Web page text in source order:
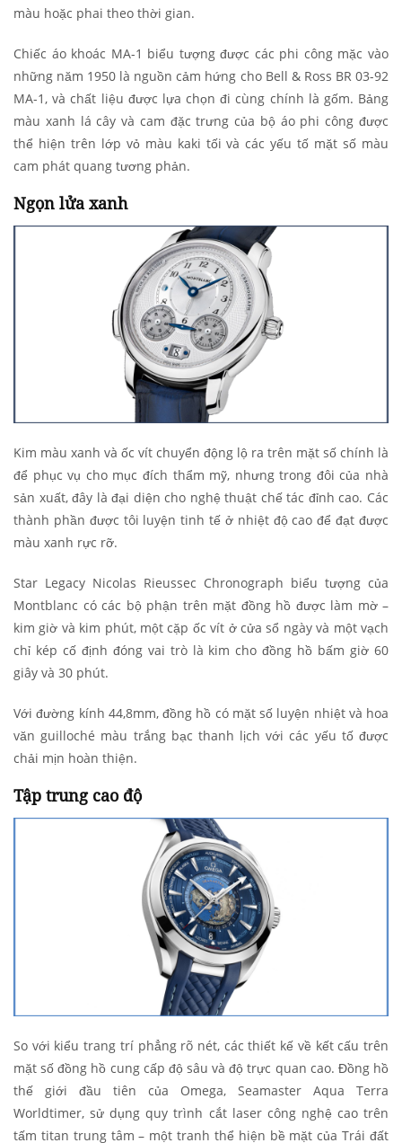
màu hoặc phai theo thời gian.
Chiếc áo khoác MA-1 biểu tượng được các phi công mặc vào
những năm 1950 là nguồn cảm hứng cho Bell & Ross BR 03-92
MA-1, và chất liệu được lựa chọn đi cùng chính là gốm. Bảng
màu xanh lá cây và cam đặc trưng của bộ áo phi công được
thể hiện trên lớp vỏ màu kaki tối và các yếu tố mặt số màu
cam phát quang tương phản.
Ngọn lửa xanh
Kim màu xanh và ốc vít chuyển động lộ ra trên mặt số chính là
để phục vụ cho mục đích thẩm mỹ, nhưng trong đôi của nhà
sản xuất, đây là đại diện cho nghệ thuật chế tác đỉnh cao. Các
thành phần được tôi luyện tinh tế ở nhiệt độ cao để đạt được
màu xanh rực rỡ.
Star Legacy Nicolas Rieussec Chronograph biểu tượng của
Montblanc có các bộ phận trên mặt đồng hồ được làm mờ –
kim giờ và kim phút, một cặp ốc vít ở cửa sổ ngày và một vạch
chỉ kép cố định đóng vai trò là kim cho đồng hồ bấm giờ 60
giây và 30 phút.
Với đường kính 44,8mm, đồng hồ có mặt số luyện nhiệt và hoa
văn guilloché màu trắng bạc thanh lịch với các yếu tố được
chải mịn hoàn thiện.
Tập trung cao độ
So với kiểu trang trí phẳng rõ nét, các thiết kế về kết cấu trên
mặt số đồng hồ cung cấp độ sâu và độ trực quan cao. Đồng hồ
thế giới đầu tiên của Omega, Seamaster Aqua Terra
Worldtimer, sử dụng quy trình cắt laser công nghệ cao trên
tấm titan trung tâm – một tranh thể hiện bề mặt của Trái đất